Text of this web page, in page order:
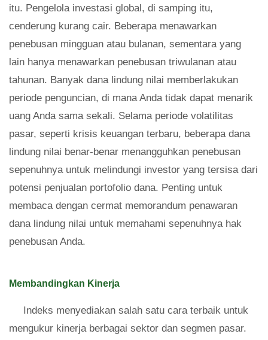
itu. Pengelola investasi global, di samping itu,
cenderung kurang cair. Beberapa menawarkan
penebusan mingguan atau bulanan, sementara yang
lain hanya menawarkan penebusan triwulanan atau
tahunan. Banyak dana lindung nilai memberlakukan
periode penguncian, di mana Anda tidak dapat menarik
uang Anda sama sekali. Selama periode volatilitas
pasar, seperti krisis keuangan terbaru, beberapa dana
lindung nilai benar-benar menangguhkan penebusan
sepenuhnya untuk melindungi investor yang tersisa dari
potensi penjualan portofolio dana. Penting untuk
membaca dengan cermat memorandum penawaran
dana lindung nilai untuk memahami sepenuhnya hak
penebusan Anda.
Membandingkan Kinerja
Indeks menyediakan salah satu cara terbaik untuk
mengukur kinerja berbagai sektor dan segmen pasar.